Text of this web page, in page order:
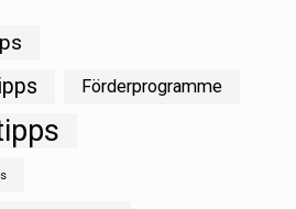
Förderprogramme